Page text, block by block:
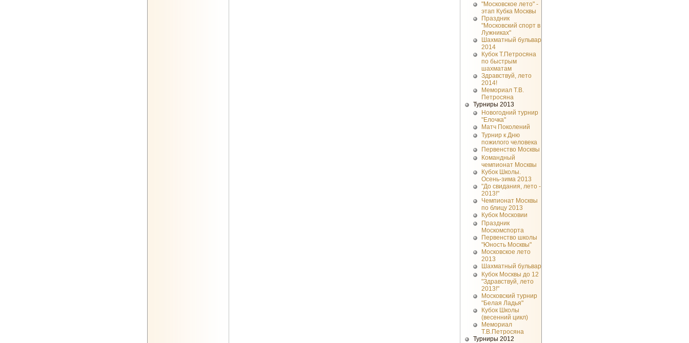
"Московское лето" -
этап Кубка Москвы
Праздник
"Московский спорт в
Лужниках"
Шахматный бульвар
2014
Кубок Т.Петросяна
по быстрым
шахматам
Здравствуй, лето
2014!
Мемориал Т.В.
Петросяна
Турниры 2013
Новогодний турнир
"Елочка"
Матч Поколений
Турнир к Дню
пожилого человека
Первенство Москвы
Командный
чемпионат Москвы
Кубок Школы.
Осень-зима 2013
"До свидания, лето -
2013!"
Чемпионат Москвы
по блицу 2013
Кубок Московии
Праздник
Москомспорта
Первенство школы
"Юность Москвы"
Московское лето
2013
Шахматный бульвар
Кубок Москвы до 12
"Здравствуй, лето
2013!"
Московский турнир
"Белая Ладья"
Кубок Школы
(весенний цикл)
Мемориал
Т.В.Петросяна
Турниры 2012